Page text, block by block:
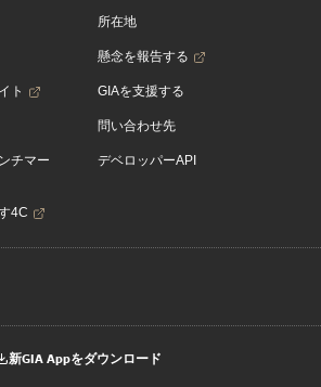
ト
チマー
4C
所在地
懸念を報告する
GIAを支援する
問い合わせ先
デベロッパーAPI
新GIA Appをダウンロード